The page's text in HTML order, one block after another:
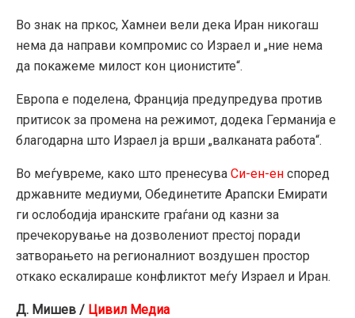
Во знак на пркос, Хамнеи вели дека Иран никогаш
нема да направи компромис со Израел и „ние нема
да покажеме милост кон ционистите“.
Европа е поделена, Франција предупредува против
притисок за промена на режимот, додека Германија е
благодарна што Израел ја врши „валканата работа“.
Во меѓувреме, како што пренесува Си-ен-ен според
државните медиуми, Обединетите Арапски Емирати
ги ослободија иранските граѓани од казни за
пречекорување на дозволениот престој поради
затворањето на регионалниот воздушен простор
откако ескалираше конфликтот меѓу Израел и Иран.
Д. Мишев / Цивил Медиа